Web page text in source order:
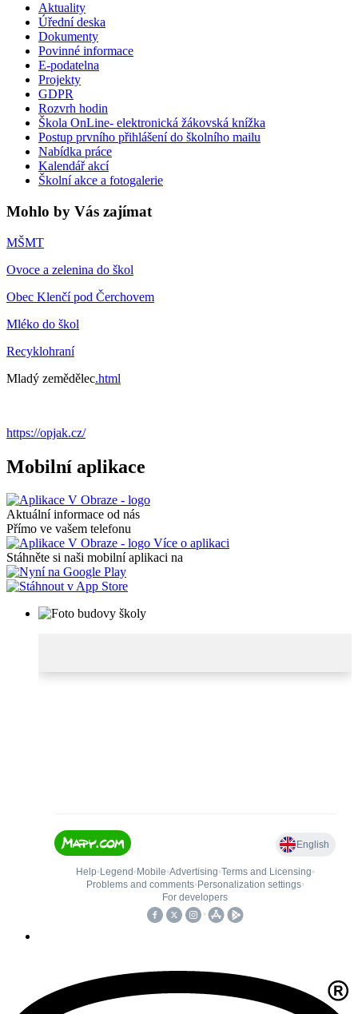
Aktuality
Úřední deska
Dokumenty
Povinné informace
E-podatelna
Projekty
GDPR
Rozvrh hodin
Škola OnLine- elektronická žákovská knížka
Postup prvního přihlášení do školního mailu
Nabídka práce
Kalendář akcí
Školní akce a fotogalerie
Mohlo by Vás zajímat
MŠMT
Ovoce a zelenina do škol
Obec Klenčí pod Čerchovem
Mléko do škol
Recyklohraní
Mladý zemědělec.html
https://opjak.cz/
Mobilní aplikace
Aktuální informace od nás
Přímo ve vašem telefonu
Více o aplikaci
Stáhněte si naši mobilní aplikaci na